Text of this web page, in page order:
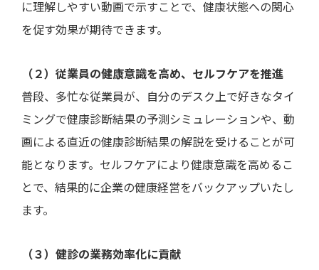
に理解しやすい動画で示すことで、健康状態への関心
を促す効果が期待できます。
（２）従業員の健康意識を高め、セルフケアを推進
普段、多忙な従業員が、自分のデスク上で好きなタイ
ミングで健康診断結果の予測シミュレーションや、動
画による直近の健康診断結果の解説を受けることが可
能となります。セルフケアにより健康意識を高めるこ
とで、結果的に企業の健康経営をバックアップいたし
ます。
（３）健診の業務効率化に貢献